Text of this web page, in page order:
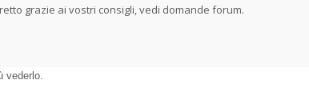
grazie ai vostri consigli, vedi domande forum.
vederlo.